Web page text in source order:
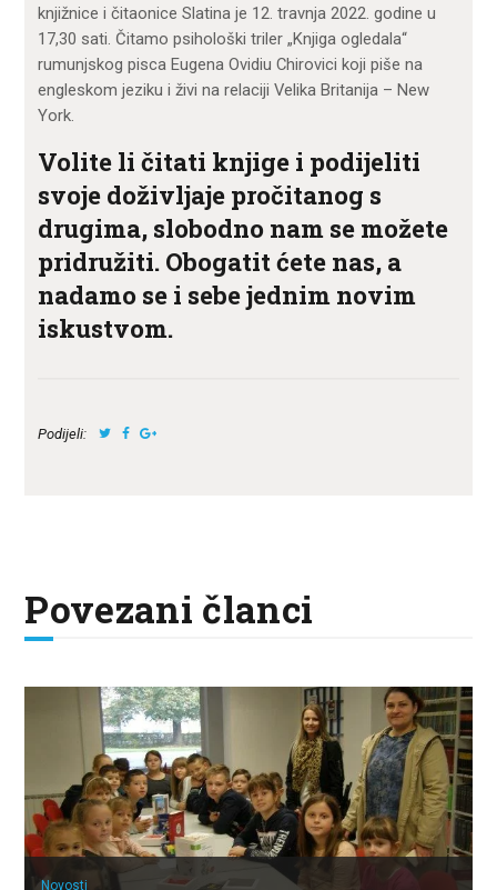
knjižnice i čitaonice Slatina je 12. travnja 2022. godine u
17,30 sati. Čitamo psihološki triler „Knjiga ogledala“
rumunjskog pisca Eugena Ovidiu Chirovici koji piše na
engleskom jeziku i živi na relaciji Velika Britanija – New
York.
Volite li čitati knjige i podijeliti
svoje doživljaje pročitanog s
drugima, slobodno nam se možete
pridružiti. Obogatit ćete nas, a
nadamo se i sebe jednim novim
iskustvom.
Podijeli:
Povezani članci
Novosti